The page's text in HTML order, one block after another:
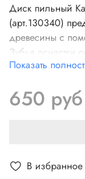
В избранное
Диск пильный
(арт.130340)
древесины с
Зубья оснастки
имеют
Показать
650 руб